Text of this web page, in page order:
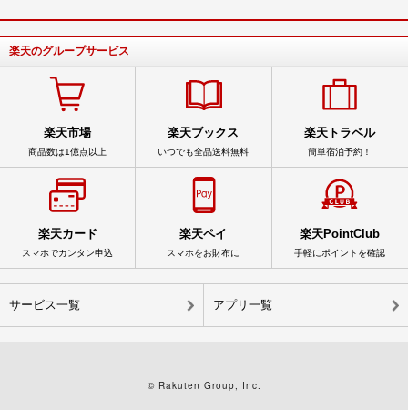
楽天のグループサービス
楽天市場
商品数は1億点以上
楽天ブックス
いつでも全品送料無料
楽天トラベル
簡単宿泊予約！
楽天カード
スマホでカンタン申込
楽天ペイ
スマホをお財布に
楽天PointClub
手軽にポイントを確認
サービス一覧 アプリ一覧
© Rakuten Group, Inc.